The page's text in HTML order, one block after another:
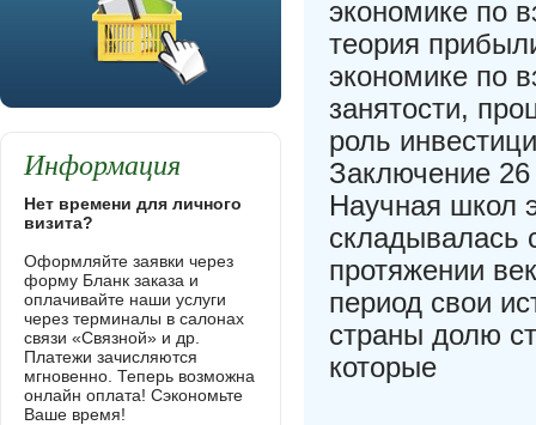
экономике по
теория
экономике по
занятости,
роль
Заключение
Научная школ
складывалась
протяжении
период свои
страны долю
которые
Информация
Нет времени для личного
визита?
Оформляйте заявки через
форму Бланк заказа и
оплачивайте наши услуги
через терминалы в салонах
связи «Связной» и др.
Платежи зачисляются
мгновенно. Теперь возможна
онлайн оплата! Сэкономьте
Ваше время!